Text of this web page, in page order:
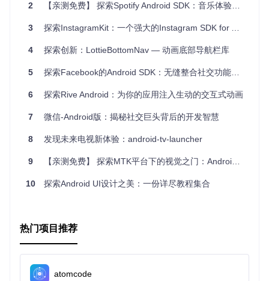
态度使得项目持续进步。如果你渴望尝试一个集美观、实用、
安全于一身的社交应用，或者你是热衷于学习新技术的开发
者，那么这个项目不容错过。
让我们一起加入YouJoin的世界，开启无界社交之旅！
[![ ](http://7vzrj0.com1.z0.glb.clouddn.com/youjoin-android-
[![ ](http://7vzrj0.com1.z0.glb.clouddn.com/youjoin-
有兴趣了解更多或参与其中？不妨联系作者freedomzzq#tekbr
2 【亲测免费】 探索Spotify Android SDK：音乐体验的新里程
3 探索InstagramKit：一个强大的Instagram SDK for Android和iOS
4 探索创新：LottieBottomNav — 动画底部导航栏库
5 探索Facebook的Android SDK：无缝整合社交功能到你的应用中
6 探索Rive Android：为你的应用注入生动的交互式动画
7 微信-Android版：揭秘社交巨头背后的开发智慧
8 发现未来电视新体验：android-tv-launcher
9 【亲测免费】 探索MTK平台下的视觉之门：Android Camera Hal深度学习指南
10 探索Android UI设计之美：一份详尽教程集合
热门项目推荐
atomcode